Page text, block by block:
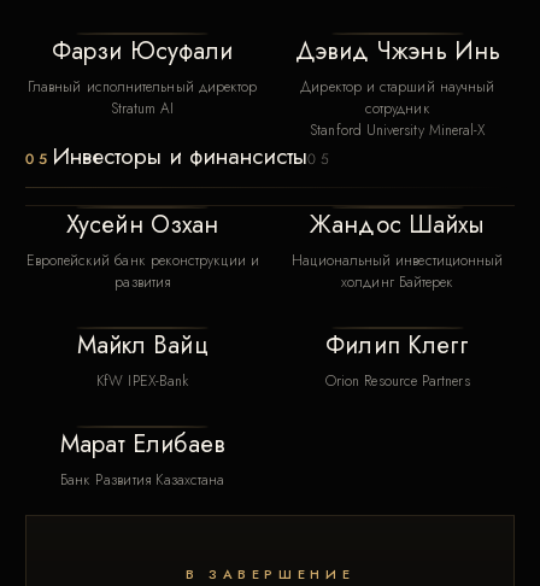
Фарзи Юсуфали
Главный исполнительный директор
Stratum AI
Дэвид Чжэнь Инь
Директор и старший научный
сотрудник
Stanford University Mineral-X
05 Инвесторы и финансисты05
Хусейн Озхан
Европейский банк реконструкции и
развития
Жандос Шайхы
Национальный инвестиционный
холдинг Байтерек
Майкл Вайц
KfW IPEX-Bank
Филип Клегг
Orion Resource Partners
Марат Елибаев
Банк Развития Казахстана
В ЗАВЕРШЕНИЕ